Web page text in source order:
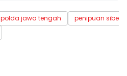
polda jawa tengah
penipuan siber